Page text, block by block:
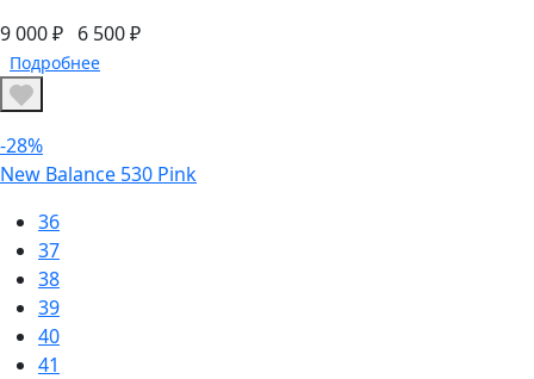
9 000 ₽ 6 500 ₽
Подробнее
-28%
New Balance 530 Pink
36
37
38
39
40
41